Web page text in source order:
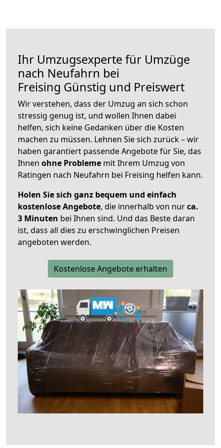
Ihr Umzugsexperte für Umzüge
nach Neufahrn bei
Freising Günstig und Preiswert
Wir verstehen, dass der Umzug an sich schon
stressig genug ist, und wollen Ihnen dabei
helfen, sich keine Gedanken über die Kosten
machen zu müssen. Lehnen Sie sich zurück – wir
haben garantiert passende Angebote für Sie, das
Ihnen ohne Probleme mit Ihrem Umzug von
Ratingen nach Neufahrn bei Freising helfen kann.
Holen Sie sich ganz bequem und einfach
kostenlose Angebote, die innerhalb von nurca.
3 Minuten bei Ihnen sind. Und das Beste daran
ist, dass all dies zu erschwinglichen Preisen
angeboten werden.
Kostenlose Angebote erhalten